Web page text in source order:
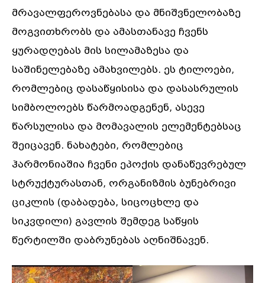
მრავალფეროვნებასა და მნიშვნელობაზე
მოგვითხრობს და ამასთანავე ჩვენს
ყურადღებას მის სილამაზესა და
საშინელებაზე ამახვილებს. ეს ტილოები,
რომლებიც დასაწყისისა და დასასრულის
სიმბოლოებს წარმოადგენენ, ასევე
წარსულისა და მომავალის ელემენტებსაც
შეიცავენ. ნახატები, რომლებიც
ჰარმონიაშია ჩვენი ეპოქის დანაწევრებულ
სტრუქტურასთან, ორგანიზმის ბუნებრივი
ციკლის (დაბადება, სიცოცხლე და
სიკვდილი) გავლის შემდეგ საწყის
წერტილში დაბრუნებას აღნიშნავენ.